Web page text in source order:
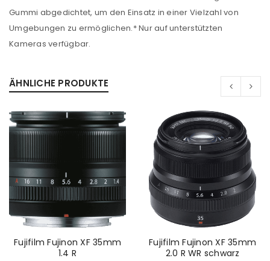
Benutzername oder E-Mail-Adresse*
Passwort*
Anmeldeformular geschützt durchWP Captcha
Gummi abgedichtet, um den Einsatz in einer Vielzahl von
Umgebungen zu ermöglichen.* Nur auf unterstützten
Kameras verfügbar.
ÄHNLICHE PRODUKTE
Fujifilm Fujinon XF 35mm
1.4 R
Fujifilm Fujinon XF 35mm
2.0 R WR schwarz